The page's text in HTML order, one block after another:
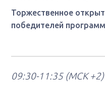
Торжественное
победителей
09:30-11:35 (МСК +2)